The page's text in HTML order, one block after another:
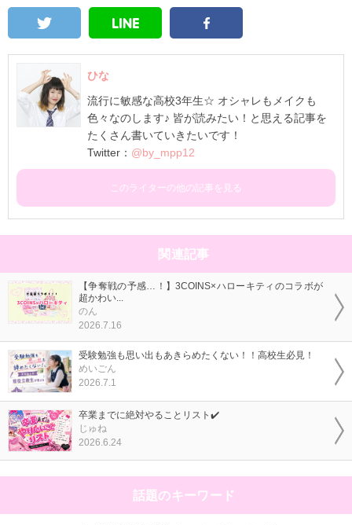
ひな
流行に敏感な高校3年生☆ オシャレもメイクも
色々なのします♪ 皆が読みたい！と思える記事を
たくさん書いていきたいです！
Twitter： @by_mpp12
このライターの他の記事を見る
関連記事
【争奪戦の予感…！】3COINS×ハローキティのコラボが
超かわい...
のん
2026.7.16
受験勉強も思い出もあきらめたくない！！高校生必見！
めいごん
2026.7.1
卒業までに絶対やることリスト✔️
じゅね
2026.6.24
話題のキーワード